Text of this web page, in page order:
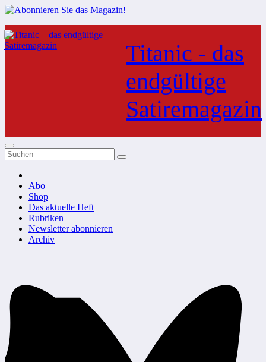
Zum
Inhalt
springen
Titanic - das
endgültige
Satiremagazin
Abo
Shop
Das aktuelle Heft
Rubriken
Newsletter abonnieren
Archiv